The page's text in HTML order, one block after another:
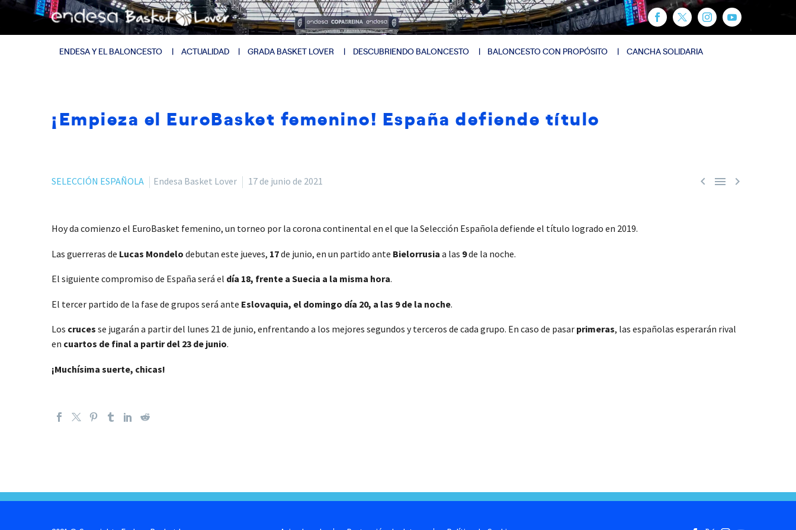
ENDESA Y EL BALONCESTO ACTUALIDAD GRADA BASKET LOVER DESCUBRIENDO BALONCESTO BALONCESTO CON PROPÓSITO CANCHA SOLIDARIA
¡Empieza el EuroBasket femenino! España defiende título
  
SELECCIÓN ESPAÑOLA Endesa Basket Lover 17 de junio de 2021
Hoy da comienzo el EuroBasket femenino, un torneo por la corona continental en el que la Selección Española defiende el título logrado en 2019.
Las guerreras de Lucas Mondelo debutan este jueves, 17de junio, en un partido ante Bielorrusia a las 9de la noche.
El siguiente compromiso de España será el día 18, frente a Suecia a la misma hora.
El tercer partido de la fase de grupos será ante Eslovaquia, el domingo día 20, a las 9 de la noche.
Los cruces se jugarán a partir del lunes 21 de junio, enfrentando a los mejores segundos y terceros de cada grupo. En caso de pasar primeras, las españolas esperarán rival
en cuartos de final a partir del 23 de junio.
¡Muchísima suerte, chicas!